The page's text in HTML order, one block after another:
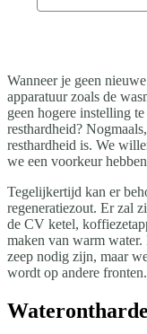
Wanneer je geen
apparatuur zoals de
geen hogere instelling
resthardheid?
resthardheid is. We
we een voorkeur
Tegelijkertijd kan er
regeneratiezout. Er zal
de CV ketel,
maken van warm
zeep nodig zijn, maar
wordt op andere fronten.